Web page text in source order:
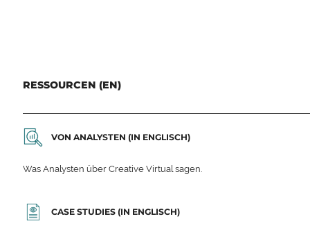
RESSOURCEN (EN)
VON ANALYSTEN (IN ENGLISCH)
Was Analysten über Creative Virtual sagen.
CASE STUDIES (IN ENGLISCH)